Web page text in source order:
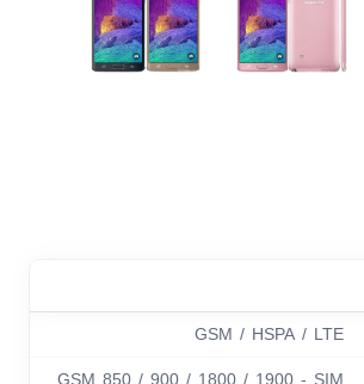
GSM / HSPA / LTE